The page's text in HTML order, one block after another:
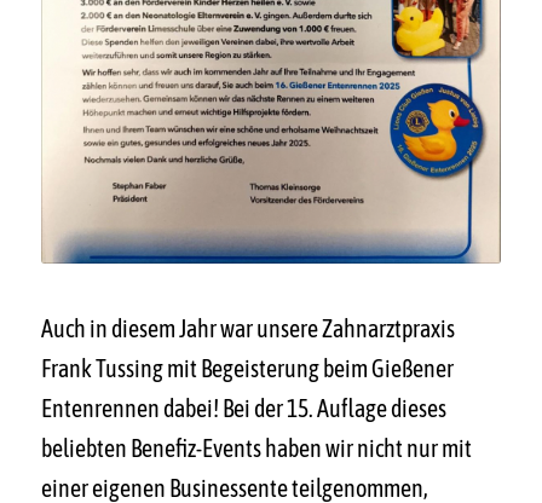
Auch in diesem Jahr war unsere Zahnarztpraxis
Frank Tussing mit Begeisterung beim Gießener
Entenrennen dabei! Bei der 15. Auflage dieses
beliebten Benefiz-Events haben wir nicht nur mit
einer eigenen Businessente teilgenommen,